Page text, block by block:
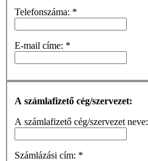
Telefonszáma: *
E-mail címe: *
A számlafizető cég/szervezet:
A számlafizető cég/szervezet neve:
Számlázási cím: *